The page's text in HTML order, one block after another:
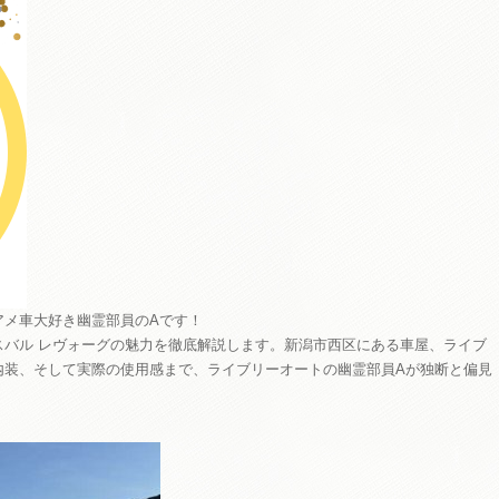
車大好き幽霊部員のAです！
ル レヴォーグの魅力を徹底解説します。新潟市西区にある車屋、ライブ
、そして実際の使用感まで、ライブリーオートの幽霊部員Aが独断と偏見